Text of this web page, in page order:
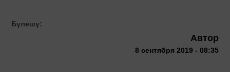
Бүлешү:
Автор
8 сентября 2019 - 08:35